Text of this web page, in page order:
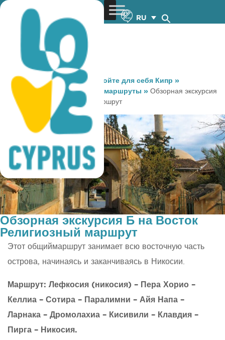
RU
You are here: Home »Откройте для себя Кипр »
Маршруты
» Религиозные маршруты » Обзорная экскурсия
Б на Восток Религиозный маршрут
Обзорная экскурсия Б на Восток
Религиозный маршрут
Этот общиймаршрут занимает всю восточную часть
острова, начинаясь и заканчиваясь в Никосии.
Маршрут: Лефкосия (никосия) – Пера Хорио –
Келлиа – Сотира – Паралимни – Айя Напа –
Ларнака – Дромолахиа – Кисивили – Клавдия –
Пирга – Никосия.